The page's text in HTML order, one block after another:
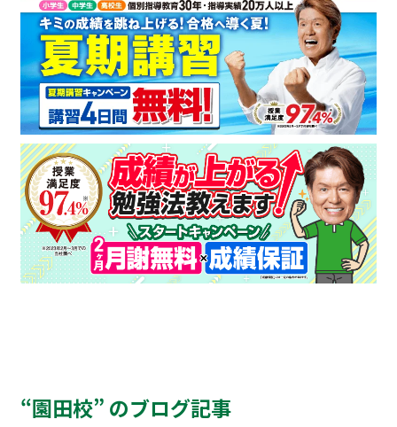
“園田校” のブログ記事